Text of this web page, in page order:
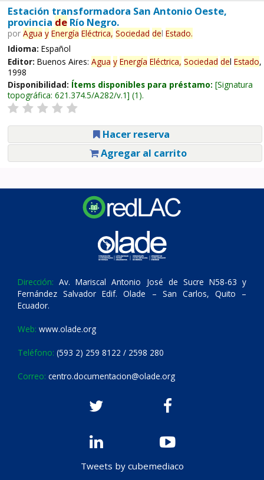
Estación transformadora San Antonio Oeste,
provincia deRío Negro.
por Agua y Energía Eléctrica, Sociedad del Estado.
Idioma: Español
Editor: Buenos Aires: Agua y Energía Eléctrica, Sociedad del Estado,
1998
Disponibilidad: Ítems disponibles para préstamo: Signatura
topográfica: 621.374.5/A282/v.1 (1).
Hacer reserva
Agregar al carrito
Dirección: Av. Mariscal Antonio José de Sucre N58-63 y
Fernández Salvador Edif. Olade – San Carlos, Quito –
Ecuador.
Web: www.olade.org
Teléfono: (593 2) 259 8122 / 2598 280
Correo: centro.documentacion@olade.org
Tweets by cubemediaco